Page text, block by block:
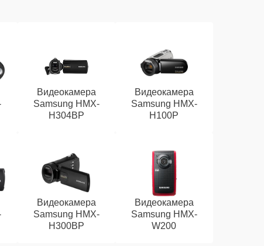
Видеокамера
Samsung HMX-
H304BP
Видеокамера
Samsung HMX-
H100P
Видеокамера
Samsung HMX-
H300BP
Видеокамера
Samsung HMX-
W200